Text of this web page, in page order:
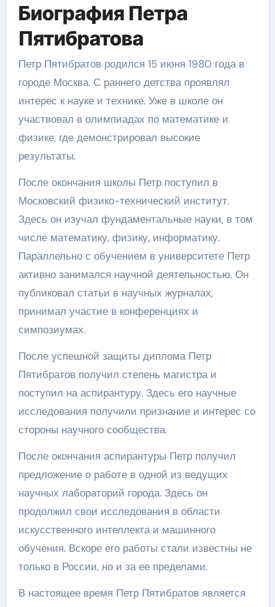
Биография Петра
Пятибратова
Петр Пятибратов родился 15 июня 1980 года в
городе Москва. С раннего детства проявлял
интерес к науке и технике. Уже в школе он
участвовал в олимпиадах по математике и
физике, где демонстрировал высокие
результаты.
После окончания школы Петр поступил в
Московский физико-технический институт.
Здесь он изучал фундаментальные науки, в том
числе математику, физику, информатику.
Параллельно с обучением в университете Петр
активно занимался научной деятельностью. Он
публиковал статьи в научных журналах,
принимал участие в конференциях и
симпозиумах.
После успешной защиты диплома Петр
Пятибратов получил степень магистра и
поступил на аспирантуру. Здесь его научные
исследования получили признание и интерес со
стороны научного сообщества.
После окончания аспирантуры Петр получил
предложение о работе в одной из ведущих
научных лабораторий города. Здесь он
продолжил свои исследования в области
искусственного интеллекта и машинного
обучения. Вскоре его работы стали известны не
только в России, но и за ее пределами.
В настоящее время Петр Пятибратов является